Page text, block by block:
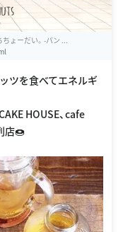
ちょーだい。-パン ...
ツを食べてエネルギ
HOUSE、cafe
店🍩